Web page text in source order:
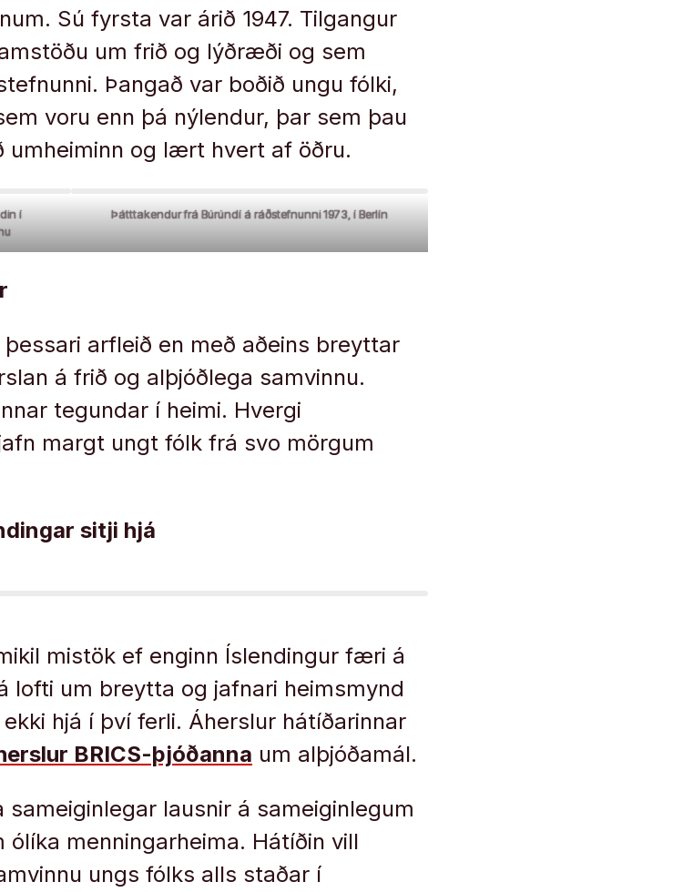
Sú fyrsta var árið 1947. Tilgangur
um frið og lýðræði og sem
Þangað var boðið ungu fólki,
voru enn þá nýlendur, þar sem þau
umheiminn og lært hvert af öðru.
í
Þátttakendur frá Búrúndí á ráðstefnunni 1973, í Berlín
arfleið en með aðeins breyttar
á frið og alþjóðlega samvinnu.
tegundar í heimi. Hvergi
margt ungt fólk frá svo mörgum
sitji hjá
mistök ef enginn Íslendingur færi á
lofti um breytta og jafnari heimsmynd
hjá í því ferli. Áherslur hátíðarinnar
BRICS-þjóðanna um alþjóðamál.
sameiginlegar lausnir á sameiginlegum
menningarheima. Hátíðin vill
ungs fólks alls staðar í